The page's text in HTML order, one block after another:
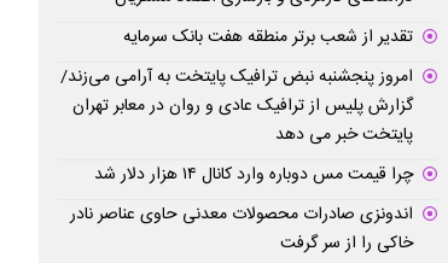
نگین صنعت و معدن استان یزد است/
کارگران در توسعه اقتصادی کشور
اگر همه تعطیل
توسعه فعالیت‌ها/
سهام فرصتی برای
تقدیر از شعب برتر منطقه هفت بانک سرمایه
امروز پنجشنبه نبض ترافیک پایتخت به آرامی می‌زند/
گزارش پلیس از ترافیک عادی و روان در معابر تهران
پایتخت خبر می دهد
چرا قیمت مس دوباره وارد کانال ۱۴ هزار دلار شد
اندونزی صادرات محصولات معدنی حاوی عناصر نادر
خاکی را از سر گرفت